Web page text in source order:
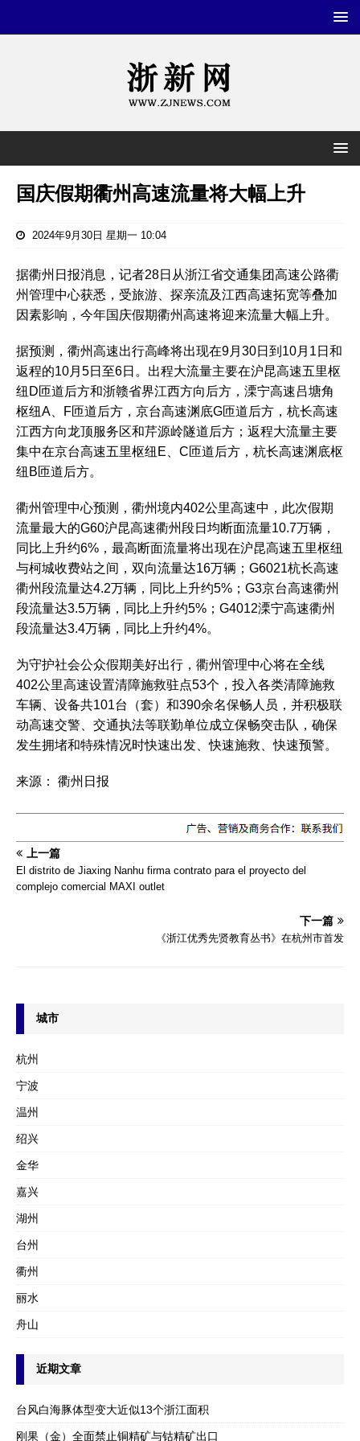
国庆假期衢州高速流量将大幅上升
2024年9月30日 星期一 10:04
据衢州日报消息，记者28日从浙江省交通集团高速公路衢
州管理中心获悉，受旅游、探亲流及江西高速拓宽等叠加
因素影响，今年国庆假期衢州高速将迎来流量大幅上升。
据预测，衢州高速出行高峰将出现在9月30日到10月1日和
返程的10月5日至6日。出程大流量主要在沪昆高速五里枢
纽D匝道后方和浙赣省界江西方向后方，溧宁高速吕塘角
枢纽A、F匝道后方，京台高速渊底G匝道后方，杭长高速
江西方向龙顶服务区和芹源岭隧道后方；返程大流量主要
集中在京台高速五里枢纽E、C匝道后方，杭长高速渊底枢
纽B匝道后方。
衢州管理中心预测，衢州境内402公里高速中，此次假期
流量最大的G60沪昆高速衢州段日均断面流量10.7万辆，
同比上升约6%，最高断面流量将出现在沪昆高速五里枢纽
与柯城收费站之间，双向流量达16万辆；G6021杭长高速
衢州段流量达4.2万辆，同比上升约5%；G3京台高速衢州
段流量达3.5万辆，同比上升约5%；G4012溧宁高速衢州
段流量达3.4万辆，同比上升约4%。
为守护社会公众假期美好出行，衢州管理中心将在全线
402公里高速设置清障施救驻点53个，投入各类清障施救
车辆、设备共101台（套）和390余名保畅人员，并积极联
动高速交警、交通执法等联勤单位成立保畅突击队，确保
发生拥堵和特殊情况时快速出发、快速施救、快速预警。
来源： 衢州日报
上一篇
El distrito de Jiaxing Nanhu firma contrato para el proyecto del
complejo comercial MAXI outlet
下一篇
《浙江优秀先贤教育丛书》在杭州市首发
城市
杭州
宁波
温州
绍兴
金华
嘉兴
湖州
台州
衢州
丽水
舟山
近期文章
台风白海豚体型变大近似13个浙江面积
刚果（金）全面禁止铜精矿与钴精矿出口